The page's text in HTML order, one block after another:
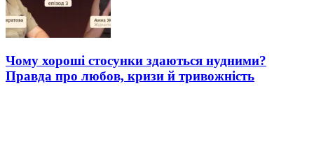
Чому хороші стосунки здаються нудними?
Правда про любов, кризи й тривожність